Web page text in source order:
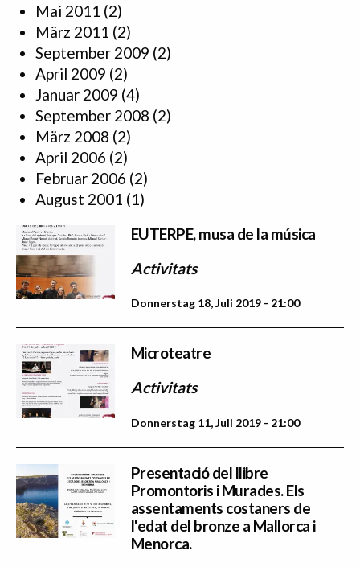
Mai 2011 (2)
März 2011 (2)
September 2009 (2)
April 2009 (2)
Januar 2009 (4)
September 2008 (2)
März 2008 (2)
April 2006 (2)
Februar 2006 (2)
August 2001 (1)
EUTERPE, musa de la música
Activitats
Donnerstag 18, Juli 2019 - 21:00
Microteatre
Activitats
Donnerstag 11, Juli 2019 - 21:00
Presentació del llibre
Promontoris i Murades. Els
assentaments costaners de
l'edat del bronze a Mallorca i
Menorca.